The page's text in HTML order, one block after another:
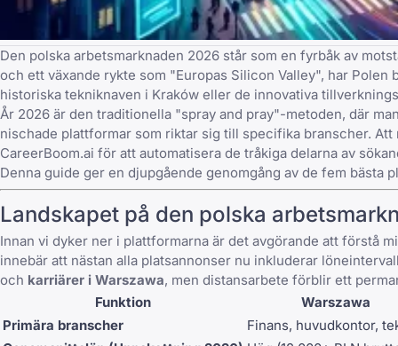
Den polska arbetsmarknaden 2026 står som en fyrbåk av
och ett växande rykte som "Europas Silicon Valley", har
historiska tekniknaven i Kraków eller de innovativa
År 2026 är den traditionella "spray and pray"-metoden, där
nischade plattformar som riktar sig till specifika branscher.
CareerBoom.ai för att automatisera de tråkiga delarna av
Denna guide ger en djupgående genomgång av de fem
Landskapet på den polska
Innan vi dyker ner i plattformarna är det avgörande att förstå
innebär att nästan alla platsannonser nu inkluderar
och karriärer i Warszawa, men distansarbete förblir ett
Funktion
Warszawa
Primära branscher
Finans, huvudkontor,